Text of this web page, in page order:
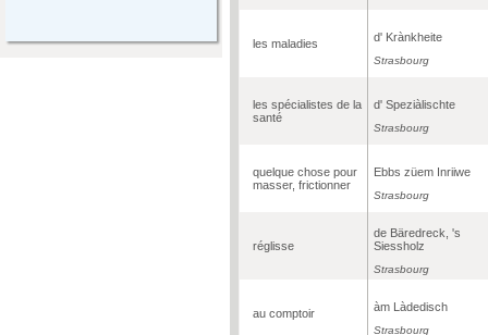
les maladies d' Krànkheite
Strasbourg
les spécialistes de la
santé
d' Speziàlischte
Strasbourg
quelque chose pour
masser, frictionner
Ebbs züem Inriiwe
Strasbourg
réglisse
de Bäredreck, 's
Siessholz
Strasbourg
au comptoir àm Làdedisch
Strasbourg